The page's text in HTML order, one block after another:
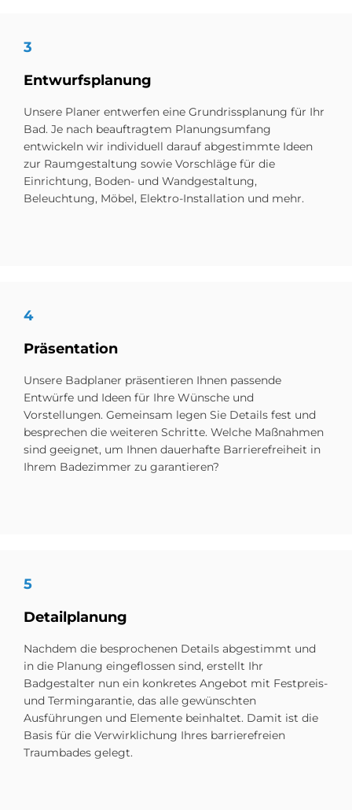
3
Ent­wurfs­pla­nung
Unsere Planer entwerfen eine Grundrissplanung für Ihr
Bad. Je nach beauftragtem Planungsumfang
entwickeln wir individuell darauf abgestimmte Ideen
zur Raumgestaltung sowie Vorschläge für die
Einrichtung, Boden- und Wandgestaltung,
Beleuchtung, Möbel, Elektro-Installation und mehr.
4
Prä­sen­ta­ti­on
Unsere Badplaner präsentieren Ihnen passende
Entwürfe und Ideen für Ihre Wünsche und
Vorstellungen. Gemeinsam legen Sie Details fest und
besprechen die weiteren Schritte. Welche Maßnahmen
sind geeignet, um Ihnen dauerhafte Barrierefreiheit in
Ihrem Badezimmer zu garantieren?
5
De­tail­pla­nung
Nachdem die besprochenen Details abgestimmt und
in die Planung eingeflossen sind, erstellt Ihr
Badgestalter nun ein konkretes Angebot mit Festpreis-
und Termingarantie, das alle gewünschten
Ausführungen und Elemente beinhaltet. Damit ist die
Basis für die Ver­wirklichung Ihres barrierefreien
Traumbades gelegt.